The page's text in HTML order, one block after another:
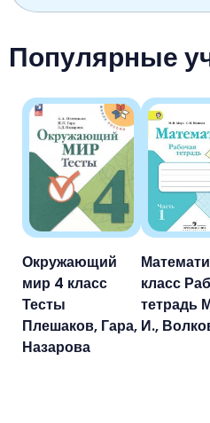
Популярные
Окружающий
мир 4 класс
Тесты
Плешаков, Гара,
Назарова
класс
тетрадь
И.,